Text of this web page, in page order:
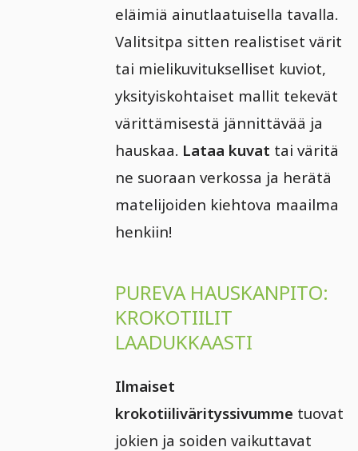
eläimiä ainutlaatuisella tavalla.
Valitsitpa sitten realistiset värit
tai mielikuvitukselliset kuviot,
yksityiskohtaiset mallit tekevät
värittämisestä jännittävää ja
hauskaa. Lataa kuvat tai väritä
ne suoraan verkossa ja herätä
matelijoiden kiehtova maailma
henkiin!
PUREVA HAUSKANPITO:
KROKOTIILIT
LAADUKKAASTI
Ilmaiset
krokotiilivärityssivumme tuovat
jokien ja soiden vaikuttavat